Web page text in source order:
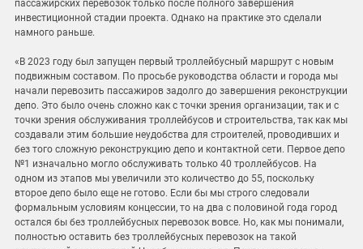
пассажирских перевозок только после полного завершения
инвестиционной стадии проекта. Однако на практике это сделали
намного раньше.
«В 2023 году был запущен первый троллейбусный маршрут с новым
подвижным составом. По просьбе руководства области и города мы
начали перевозить пассажиров задолго до завершения реконструкции
депо. Это было очень сложно как с точки зрения организации, так и с
точки зрения обслуживания троллейбусов и строительства, так как мы
создавали этим большие неудобства для строителей, проводивших и
без того сложную реконструкцию депо и контактной сети. Первое депо
№1 изначально могло обслуживать только 40 троллейбусов. На
одном из этапов мы увеличили это количество до 55, поскольку
второе депо было еще не готово. Если бы мы строго следовали
формальным условиям концессии, то на два с половиной года город
остался бы без троллейбусных перевозок вовсе. Но, как мы понимали,
полностью оставить без троллейбусных перевозок на такой